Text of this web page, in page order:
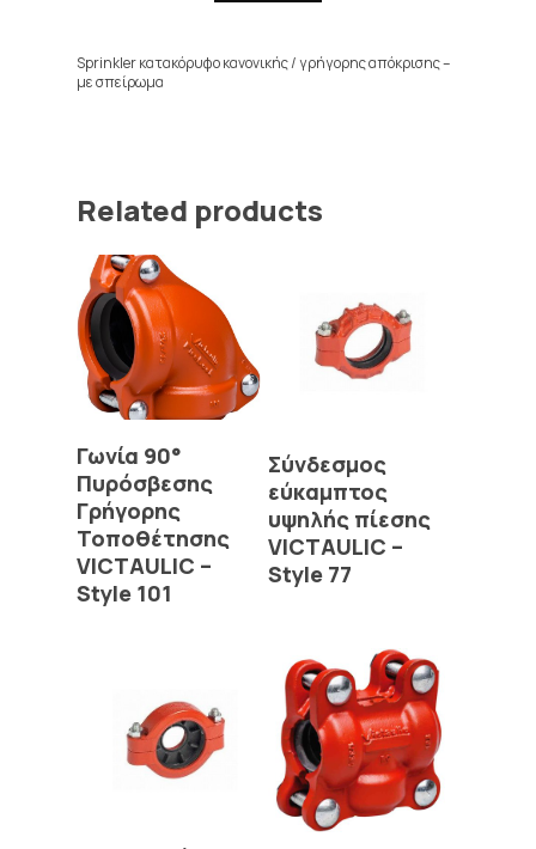
Sprinkler κατακόρυφο κανονικής / γρήγορης απόκρισης –
με σπείρωμα
Related products
Read More
Γωνία 90°
Πυρόσβεσης
Γρήγορης
Τοποθέτησης
VICTAULIC –
Style 101
Σύνδεσμος
εύκαμπτος
υψηλής πίεσης
VICTAULIC –
Style 77